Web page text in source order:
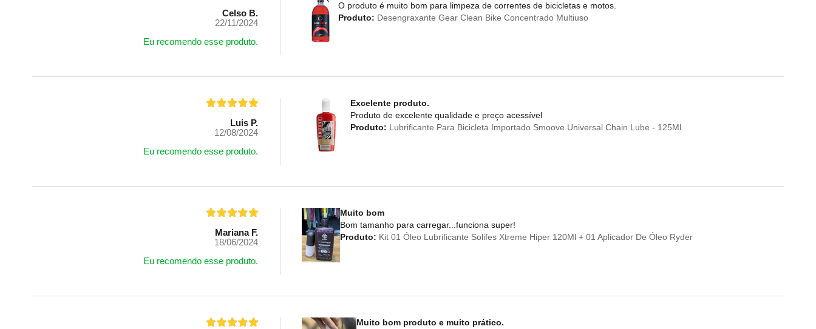
Celso B.
22/11/2024
Eu recomendo esse produto.
O produto é muito bom para limpeza de correntes de bicicletas e motos.
Produto: Desengraxante Gear Clean Bike Concentrado Multiuso
Luis P.
12/08/2024
Eu recomendo esse produto.
Excelente produto.
Produto de excelente qualidade e preço acessível
Produto: Lubrificante Para Bicicleta Importado Smoove Universal Chain Lube - 125Ml
Mariana F.
18/06/2024
Eu recomendo esse produto.
Muito bom
Bom tamanho para carregar...funciona super!
Produto: Kit 01 Óleo Lubrificante Solifes Xtreme Hiper 120Ml + 01 Aplicador De Óleo Ryder
Muito bom produto e muito prático.